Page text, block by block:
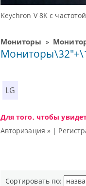
Мониторы »
LG
Для того, чтобы
Авторизация » |
Сортировать по: